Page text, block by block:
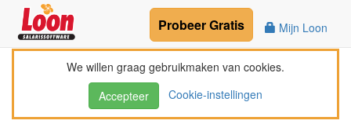
Mijn Loon
ProbeerGratis
We willen graag gebruikmaken van cookies.
Accepteer
Cookie-instellingen